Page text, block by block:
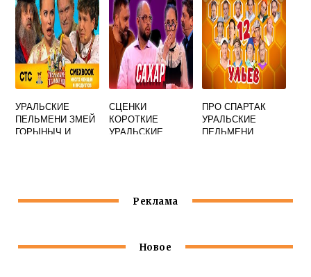
УРАЛЬСКИЕ
ПЕЛЬМЕНИ ЗМЕЙ
ГОРЫНЫЧ И
СЦЕНКИ
КОРОТКИЕ
УРАЛЬСКИЕ
ПРО СПАРТАК
УРАЛЬСКИЕ
ПЕЛЬМЕНИ
Реклама
Новое